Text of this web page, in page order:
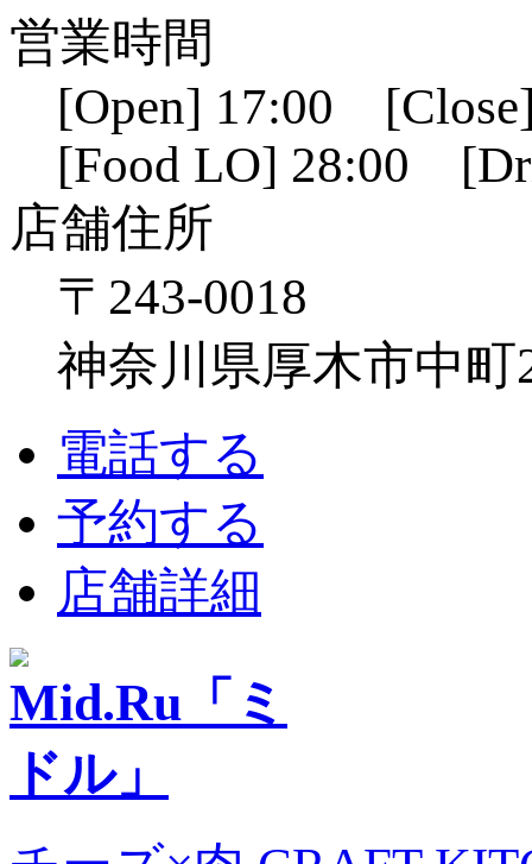
営業時間
[Open] 17:00
[Food LO] 28:00
店舗住所
〒243-0018
神奈川県厚木市中町
電話する
予約する
店舗詳細